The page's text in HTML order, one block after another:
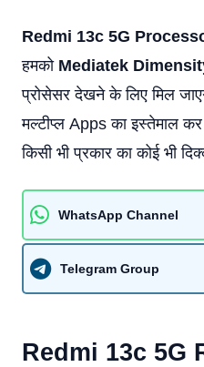
Redmi 13c 5G
हमको Mediatek
प्रोसेसर देखने के लिए मिल
मल्टीप्ल Apps का इस्तेमाल
किसी भी प्रकार का कोई भी
WhatsApp Channel
Telegram Group
Redmi 13c 5G